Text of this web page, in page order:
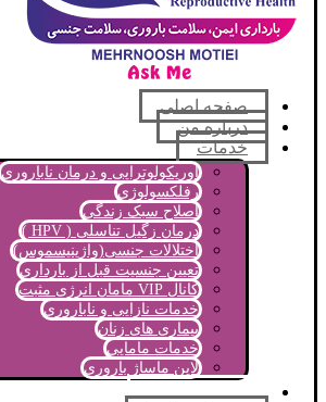
صفحه اصلی
درباره من
خدمات
اوریکولوتراپی و درمان ناباروری
رفلکسولوژی
اصلاح سبک زندگی
درمان زگیل تناسلی ( HPV )
اختلالات جنسی(واژینیسموس)
تعیین جنسیت قبل از بارداری
کانال VIP مامان انرژی مثبت
خدمات نازایی و ناباروری
بیماری های زنان
خدمات مامایی
لاین ماساژ باروری
مجله آموزشی